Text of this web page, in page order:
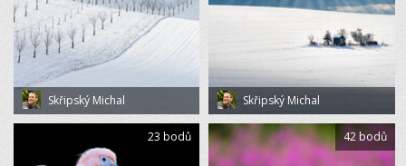
Skřipský Michal Skřipský Michal
23 bodů 42 bodů